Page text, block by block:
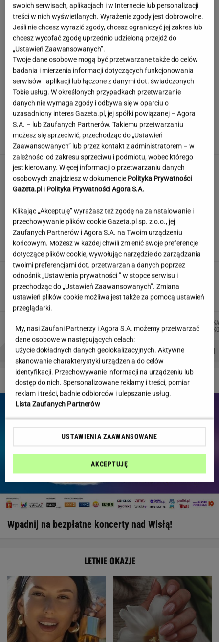
Polacy wskazali najlepszą pierwszą
damę. Zdeklasowała konkurencję
Ciągnie cię do niedostępnych osób?
Psychologia mówi o powodach
Quiz. Oglądałeś polskie filmy i seriale w PRL-
u? Kto zagrał główną rolę?
Jeden wakacyjny nawyk może mieć
nieprzyjemne konsekwencje. Też tak robisz?
MATERIAŁ PROMOCYJNY
"Wymieniłam mojego byłego na
jego wujka milionera". Tak wciągają
mikrodramy
SUBSKRYPCJA
Wystarczy jedno spojrzenie i już wiadomo. Po
tym poznasz turystę we Włoszech
DZIEJE SIĘ!
Wpadnij na bezpłatne koncerty nad Wisłą!
Autorzy:
NOWAK
KUCHARCZYK
BECZEK
TRELA
PROBLEMY POLSKICH SIATKARZY ZNAK Z '30' WISŁAWA SZYMBORSKA
LETNIE OKAZJE
swoich serwisach, aplikacjach i w Internecie lub personalizacji
treści w nich wyświetlanych. Wyrażenie zgody jest dobrowolne.
Jeśli nie chcesz wyrazić zgody, chcesz ograniczyć jej zakres lub
chcesz wycofać zgodę uprzednio udzieloną przejdź do
„Ustawień Zaawansowanych”.
Twoje dane osobowe mogą być przetwarzane także do celów
badania i mierzenia informacji dotyczących funkcjonowania
serwisów i aplikacji lub łączone z danymi dot. świadczonych
Tobie usług. W określonych przypadkach przetwarzanie
danych nie wymaga zgody i odbywa się w oparciu o
uzasadniony interes Gazeta.pl, jej spółki powiązanej – Agora
S.A. – lub Zaufanych Partnerów. Takiemu przetwarzaniu
możesz się sprzeciwić, przechodząc do „Ustawień
Zaawansowanych” lub przez kontakt z administratorem – w
zależności od zakresu sprzeciwu i podmiotu, wobec którego
jest kierowany. Więcej informacji o przetwarzaniu danych
osobowych znajdziesz w dokumencie Polityka Prywatności
Gazeta.pl i Polityka Prywatności Agora S.A.
Klikając „Akceptuję” wyrażasz też zgodę na zainstalowanie i
przechowywanie plików cookie Gazeta.pl sp. z o.o., jej
Zaufanych Partnerów i Agora S.A. na Twoim urządzeniu
końcowym. Możesz w każdej chwili zmienić swoje preferencje
dotyczące plików cookie, wywołując narzędzie do zarządzania
twoimi preferencjami dot. przetwarzania danych poprzez
odnośnik „Ustawienia prywatności ” w stopce serwisu i
przechodząc do „Ustawień Zaawansowanych”. Zmiana
ustawień plików cookie możliwa jest także za pomocą ustawień
przeglądarki.
My, nasi Zaufani Partnerzy i Agora S.A. możemy przetwarzać
dane osobowe w następujących celach:
Użycie dokładnych danych geolokalizacyjnych. Aktywne
skanowanie charakterystyki urządzenia do celów
identyfikacji. Przechowywanie informacji na urządzeniu lub
dostęp do nich. Spersonalizowane reklamy i treści, pomiar
reklam i treści, badnie odbiorców i ulepszanie usług.
Lista Zaufanych Partnerów
USTAWIENIA ZAAWANSOWANE
AKCEPTUJĘ